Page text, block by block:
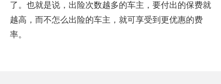
了。也就是说，出险次数越多的车主，要付出的保费就
越高，而不怎么出险的车主，就可享受到更优惠的费
率。